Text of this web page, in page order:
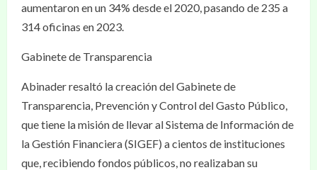
aumentaron en un 34% desde el 2020, pasando de 235 a
314 oficinas en 2023.
Gabinete de Transparencia
Abinader resaltó la creación del Gabinete de
Transparencia, Prevención y Control del Gasto Público,
que tiene la misión de llevar al Sistema de Información de
la Gestión Financiera (SIGEF) a cientos de instituciones
que, recibiendo fondos públicos, no realizaban su